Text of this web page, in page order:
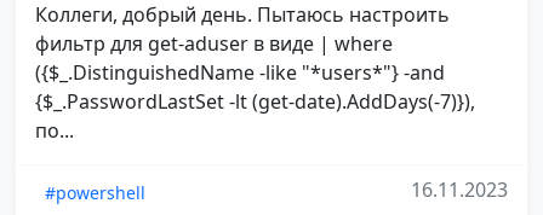
Коллеги, добрый день. Пытаюсь настроить
фильтр для get-aduser в виде | where
({$_.DistinguishedName -like "*users*"} -and
{$_.PasswordLastSet -lt (get-date).AddDays(-7)}),
по...
#powershell
16.11.2023